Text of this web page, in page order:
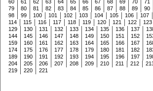
60 61 62 63 64 65 66 67 68 69 70 71
79
80 81 82 83 84 85 86 87 88 89 90
98
99 100 101 102 103 104 105 106 107
114
115 116 117 118 119 120 121 122 123
129
130 131 132 133 134 135 136 137
144
145 146 147 148 149 150 151 152
159
160 161 162 163 164 165 166 167
174
175 176 177 178 179 180 181 182
189
190 191 192 193 194 195 196 197
204
205 206 207 208 209 210 211 212
219
220
221